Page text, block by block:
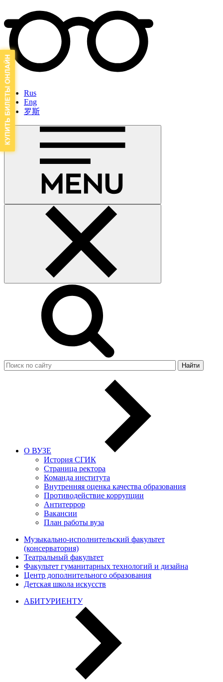
Rus
Eng
罗斯
Найти
О ВУЗЕ
История СГИК
Страница ректора
Команда института
Внутренняя оценка качества образования
Противодействие коррупции
Антитеррор
Вакансии
План работы вуза
Музыкально-исполнительский факультет
(консерватория)
Театральный факультет
Факультет гуманитарных технологий и дизайна
Центр дополнительного образования
Детская школа искусств
АБИТУРИЕНТУ